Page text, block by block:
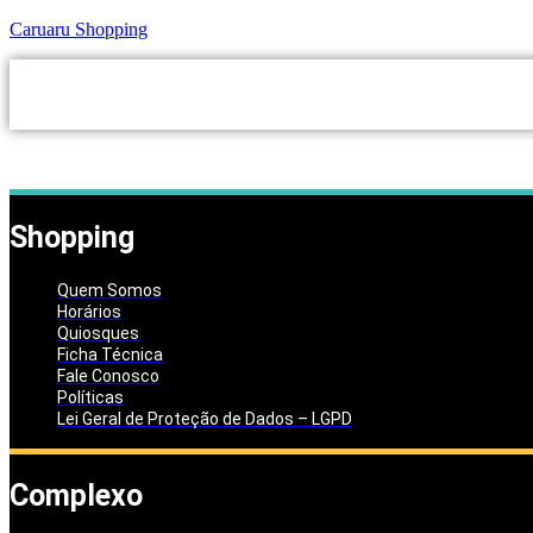
Caruaru Shopping
Shopping
Quem Somos
Horários
Quiosques
Ficha Técnica
Fale Conosco
Políticas
Lei Geral de Proteção de Dados – LGPD
Complexo